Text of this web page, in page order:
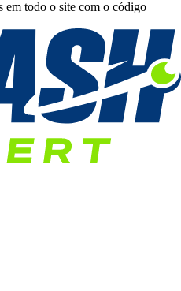
todo o site com o código